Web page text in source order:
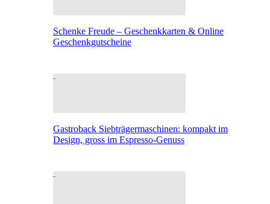
Schenke Freude – Geschenkkarten & Online
Geschenkgutscheine
Gastroback Siebträgermaschinen: kompakt im
Design, gross im Espresso-Genuss